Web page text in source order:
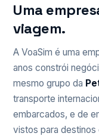
Uma
viagem.
A VoaSim é uma
anos constrói
mesmo grupo da
transporte
embarcados, e de
vistos para